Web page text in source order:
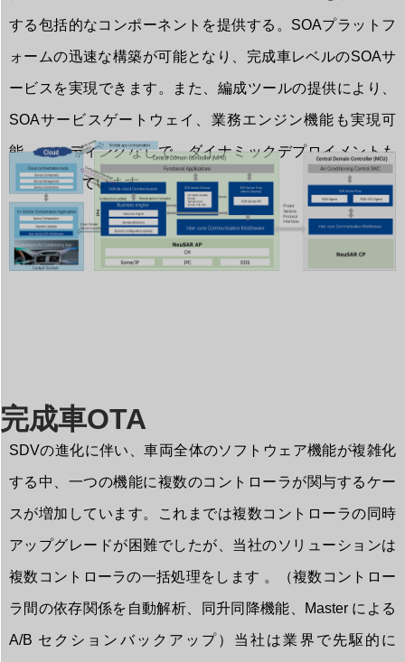
する包括的なコンポーネントを提供する。SOAプラットフ
ォームの迅速な構築が可能となり、完成車レベルのSOAサ
ービスを実現できます。また、編成ツールの提供により、
SOAサービスゲートウェイ、業務エンジン機能も実現可
能。コーディングなしで、ダイナミックデプロイメントも
サポートしています。
完成車OTA
SDVの進化に伴い、車両全体のソフトウェア機能が複雑化
する中、一つの機能に複数のコントローラが関与するケー
スが増加しています。これまでは複数コントローラの同時
アップグレードが困難でしたが、当社のソリューションは
複数コントローラの一括処理をします 。（複数コントロー
ラ間の依存関係を自動解析、同升同降機能、Master による
A/B セクションバックアップ）当社は業界で先駆的に